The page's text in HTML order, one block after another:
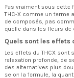
Pas vraiment sous cette
THC-X comme un terme
de composés, pas
quelle dans les fleurs de
Quels sont les effets
Les effets du THCX
relaxation profonde, de
des alternatives plus
selon la formule, la